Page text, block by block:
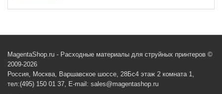
MagentaShop.ru - Расходные материалы для струйных принтеров ©
2009-2026
Россия, Москва, Варшавское шоссе, 28Бс4 этаж 2 комната 1,
тел:(495) 150 01 37, E-mail: sales@magentashop.ru